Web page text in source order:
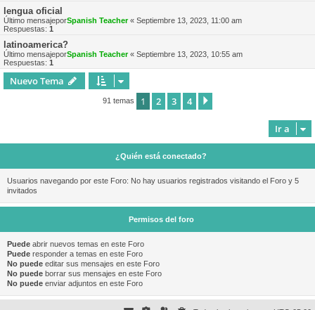
lengua oficial
Último mensajeporSpanish Teacher« Septiembre 13, 2023, 11:00 am
Respuestas: 1
latinoamerica?
Último mensajeporSpanish Teacher« Septiembre 13, 2023, 10:55 am
Respuestas: 1
Nuevo Tema
91 temas 1 2 3 4
Ir a
¿Quién está conectado?
Usuarios navegando por este Foro: No hay usuarios registrados visitando el Foro y 5
invitados
Permisos del foro
Puede abrir nuevos temas en este Foro
Puede responder a temas en este Foro
No puede editar sus mensajes en este Foro
No puede borrar sus mensajes en este Foro
No puede enviar adjuntos en este Foro